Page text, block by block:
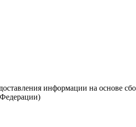
информации на основе